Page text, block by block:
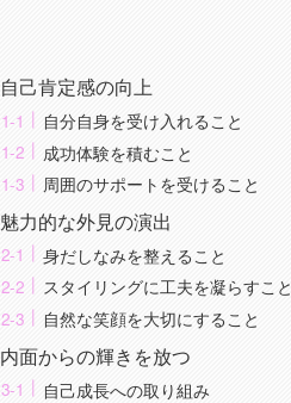
自己肯定感の向上
自分自身を受け入れること
成功体験を積むこと
周囲のサポートを受けること
魅力的な外見の演出
身だしなみを整えること
スタイリングに工夫を凝らすこと
自然な笑顔を大切にすること
内面からの輝きを放つ
自己成長への取り組み